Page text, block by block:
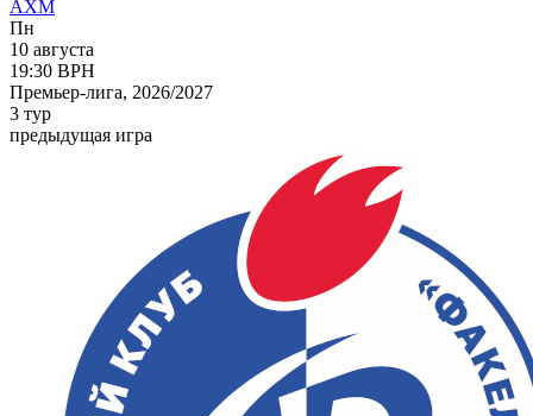
АХМ
Пн
10 августа
19:30 ВРН
Премьер-лига, 2026/2027
3 тур
предыдущая игра